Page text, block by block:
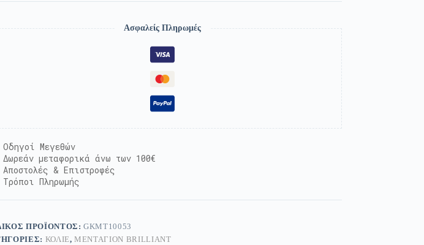
Ασφαλείς Πληρωμές
Οδηγοί Μεγεθών
Δωρεάν μεταφορικά άνω των 100€
Αποστολές & Επιστροφές
Τρόποι Πληρωμής
ΠΡΟΪΌΝΤΟΣ:GKMT10053
ΚΟΛΙΈ,ΜΕΝΤΑΓΙΌΝ BRILLIANT